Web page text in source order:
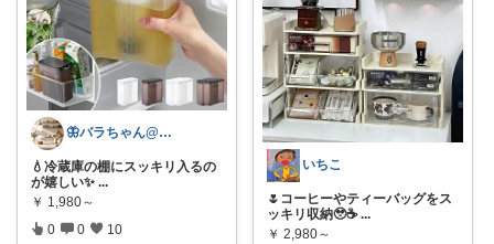
🦋バラちゃん@主婦目線の便利グッズ🦋
💧冷蔵庫の棚にスッキリ入るの
が嬉しい✨ ...
￥ 1,980～
0 0 10
いちこ
🌷コーヒーやティーバッグをス
ッキリ収納🥹☕ ...
￥ 2,980～